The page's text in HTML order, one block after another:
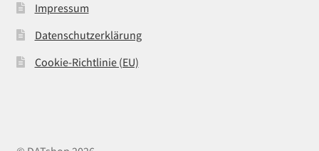
Impressum
Datenschutzerklärung
Cookie-Richtlinie (EU)